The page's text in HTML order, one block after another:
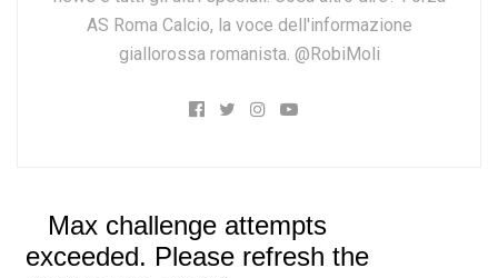
AS Roma Calcio, la voce dell'informazione
giallorossa romanista. @RobiMoli